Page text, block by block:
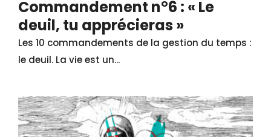
Commandement n°6 : « Le
deuil, tu apprécieras »
Les 10 commandements de la gestion du temps :
le deuil. La vie est un...